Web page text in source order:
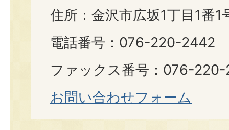
住所：金沢市広坂1丁目1番1
電話番号：076-220-2442
ファックス番号：076-
お問い合わせフォーム